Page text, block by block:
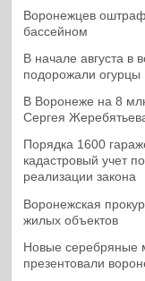
Воронежцев
бассейном
В начале августа в
подорожали огурцы
В Воронеже на 8
Сергея
Порядка 1600
кадастровый учет
реализации закона
Воронежская
жилых объектов
Новые серебряные
презентовали